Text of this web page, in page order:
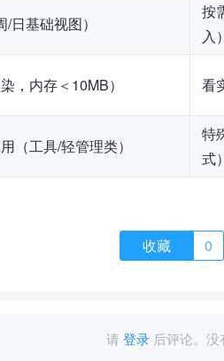
日基础视图）
按
入
，内存＜10MB） 看
（工具/轻管理类）
特
式
收藏 0
请登录后评论。没